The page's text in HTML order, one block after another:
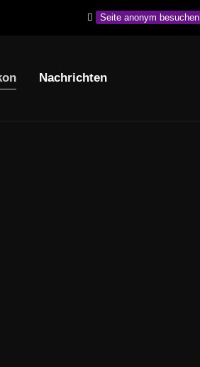
Seite anonym besuchen
Nachrichten